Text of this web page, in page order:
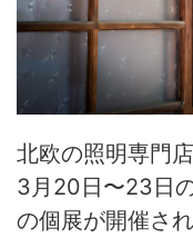
北欧の照明専門
3月20日〜23日
の個展が開催さ